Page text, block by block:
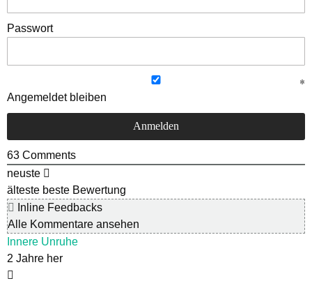
Passwort
Angemeldet bleiben
63 Comments
neuste
älteste beste Bewertung
Inline Feedbacks
Alle Kommentare ansehen
Innere Unruhe
2 Jahre her